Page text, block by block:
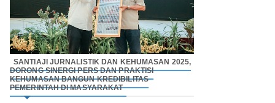
SANTIAJI JURNALISTIK DAN KEHUMASAN 2025,
DORONG SINERGI PERS DAN PRAKTISI
KEHUMASAN BANGUN KREDIBILITAS
PEMERINTAH DI MASYARAKAT